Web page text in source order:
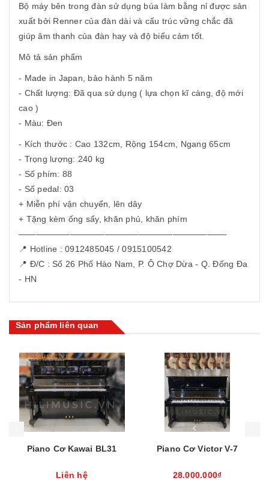
Bộ máy bên trong đàn sử dụng búa làm bằng nỉ được sản
xuất bởi Renner của đàn dài và cấu trúc vững chắc đã
giúp âm thanh của đàn hay và độ biểu cảm tốt.
Mô tả sản phẩm
- Made in Japan, bảo hành 5 năm
- Chất lượng: Đã qua sử dụng ( lựa chọn kĩ càng, độ mới
cao )
- Màu: Đen
- Kích thước : Cao 132cm, Rộng 154cm, Ngang 65cm
- Trọng lượng: 240 kg
- Số phím: 88
- Số pedal: 03
+ Miễn phí vận chuyển, lên dây
+ Tặng kèm ống sấy, khăn phủ, khăn phím
————————————————————————-
📍 Hotline : 0912485045 / 0915100542
📍 Đ/C : Số 26 Phố Hào Nam, P. Ô Chợ Dừa - Q. Đống Đa
- HN
Sản phẩm liên quan
Piano Cơ Kawai BL31
Liên hệ
Piano Cơ Victor V-7
28.000.000₫
Mua hàng